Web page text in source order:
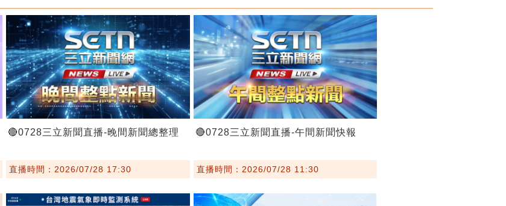
🔴0728三立新聞直播-晚間新聞總整理
直播時間：2026/07/28 17:30
🔴0728三立新聞直播-午間新聞快報
直播時間：2026/07/28 11:30